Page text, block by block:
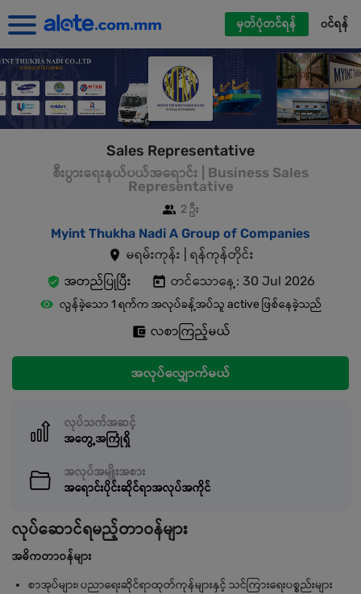
မှတ်ပုံတင်ရန် ၀င်ရန်
Sales Representative
စီးပွားရေးနယ်ပယ်အရောင်း | Business Sales
Representative
2 ဦး
Myint Thukha Nadi A Group of Companies
မရမ်းကုန်း | ရန်ကုန်တိုင်း
အတည်ပြုပြီး
တင်သောနေ့: 30 Jul 2026
လွန်ခဲ့သော 1 ရက်က အလုပ်ခန့်အပ်သူ active ဖြစ်နေခဲ့သည်
လစာကြည့်မယ်
အလုပ်လျှောက်မယ်
လုပ်သက်အဆင့်
အတွေ့အကြုံရှိ
အလုပ်အမျိုးအစား
အရောင်းပိုင်းဆိုင်ရာအလုပ်အကိုင်
လုပ်ဆောင်ရမည့်တာဝန်များ
အဓိကတာဝန်များ
စာအုပ်များ၊ ပညာရေးဆိုင်ရာထုတ်ကုန်များနှင့် သင်ကြားရေးပစ္စည်းများ